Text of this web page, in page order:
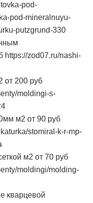
pod-
pod-mineralnuyu-
putzgrund-330
https://zod07.ru/nashi-
от 200 руб
moldingi-s-
м2 от 90 руб
stomiral-k-r-mp-
м2 от 70 руб
moldingi/molding-
кварцевой